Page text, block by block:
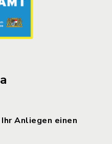
Anliegen einen